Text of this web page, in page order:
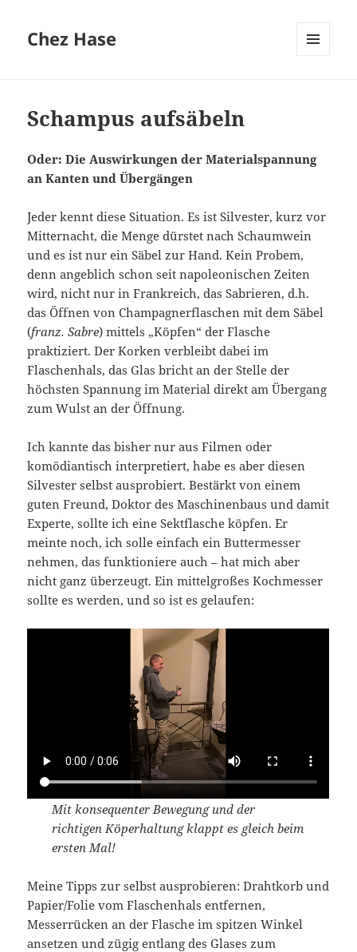
Chez Hase
Schampus aufsäbeln
Oder: Die Auswirkungen der Materialspannung
an Kanten und Übergängen
Jeder kennt diese Situation. Es ist Silvester, kurz vor
Mitternacht, die Menge dürstet nach Schaumwein
und es ist nur ein Säbel zur Hand. Kein Probem,
denn angeblich schon seit napoleonischen Zeiten
wird, nicht nur in Frankreich, das Sabrieren, d.h.
das Öffnen von Champagnerflaschen mit dem Säbel
(franz. Sabre) mittels „Köpfen“ der Flasche
praktiziert. Der Korken verbleibt dabei im
Flaschenhals, das Glas bricht an der Stelle der
höchsten Spannung im Material direkt am Übergang
zum Wulst an der Öffnung.
Ich kannte das bisher nur aus Filmen oder
komödiantisch interpretiert, habe es aber diesen
Silvester selbst ausprobiert. Bestärkt von einem
guten Freund, Doktor des Maschinenbaus und damit
Experte, sollte ich eine Sektflasche köpfen. Er
meinte noch, ich solle einfach ein Buttermesser
nehmen, das funktioniere auch – hat mich aber
nicht ganz überzeugt. Ein mittelgroßes Kochmesser
sollte es werden, und so ist es gelaufen:
Mit konsequenter Bewegung und der
richtigen Köperhaltung klappt es gleich beim
ersten Mal!
Meine Tipps zur selbst ausprobieren: Drahtkorb und
Papier/Folie vom Flaschenhals entfernen,
Messerrücken an der Flasche im spitzen Winkel
ansetzen und zügig entlang des Glases zum